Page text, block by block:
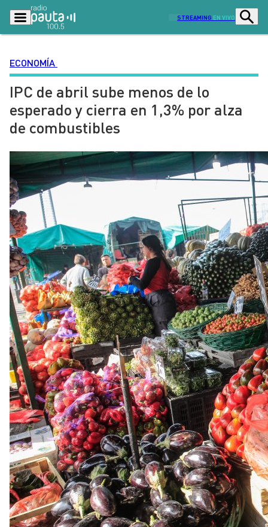
STREAMING EN VIVO
Podcasts
Lo Último Actualidad
Ciudad
Radio en vivo Sostenibilidad
Tendencias Deportes
Entretención y Cultura Opinión
Dato en Pauta Señal 2
Contenido Patrocinado
ECONOMÍA
IPC de abril sube menos de lo
esperado y cierra en 1,3% por alza
de combustibles